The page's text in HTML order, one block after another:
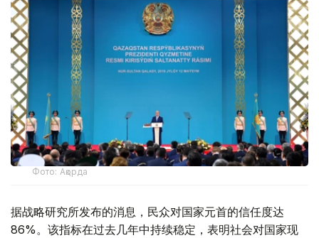
Фото: Ақорда
据战略研究所发布的消息，民众对国家元首的信任度达
86%。该指标在过去几年中持续稳定，表明社会对国家现